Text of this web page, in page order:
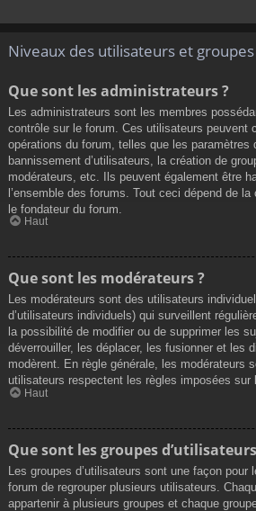
Niveaux des utilisateurs et
Que sont les administrateurs ?
Les administrateurs sont les membres
contrôle sur le forum. Ces utilisateurs peuvent
opérations du forum, telles que les paramètres
bannissement d’utilisateurs, la création de
modérateurs, etc. Ils peuvent également être
l’ensemble des forums. Tout ceci dépend de
le fondateur du forum.
Haut
Que sont les modérateurs ?
Les modérateurs sont des utilisateurs
d’utilisateurs individuels) qui surveillent
la possibilité de modifier ou de supprimer les
déverrouiller, les déplacer, les fusionner et les
modèrent. En règle générale, les modérateurs
utilisateurs respectent les règles imposées sur
Haut
Que sont les groupes
Les groupes d’utilisateurs sont une façon pour
forum de regrouper plusieurs utilisateurs.
appartenir à plusieurs groupes et chaque